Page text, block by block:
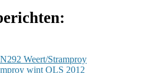
Weert/Stramproy
wint OLS 2012